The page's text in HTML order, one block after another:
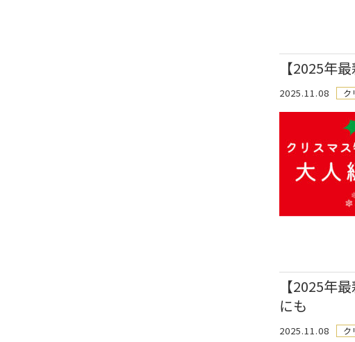
【2025年
2025.11.08 ク
【2025年
にも
2025.11.08 ク